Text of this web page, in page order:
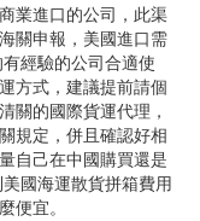
業進口的公司，此渠
關申報，美國進口需
經驗的公司合適使
方式，建議提前請個
關的國際貨運代理，
規定，併且確認好相
自己在中國購買還是
國海運散貨拼箱費用
便宜。